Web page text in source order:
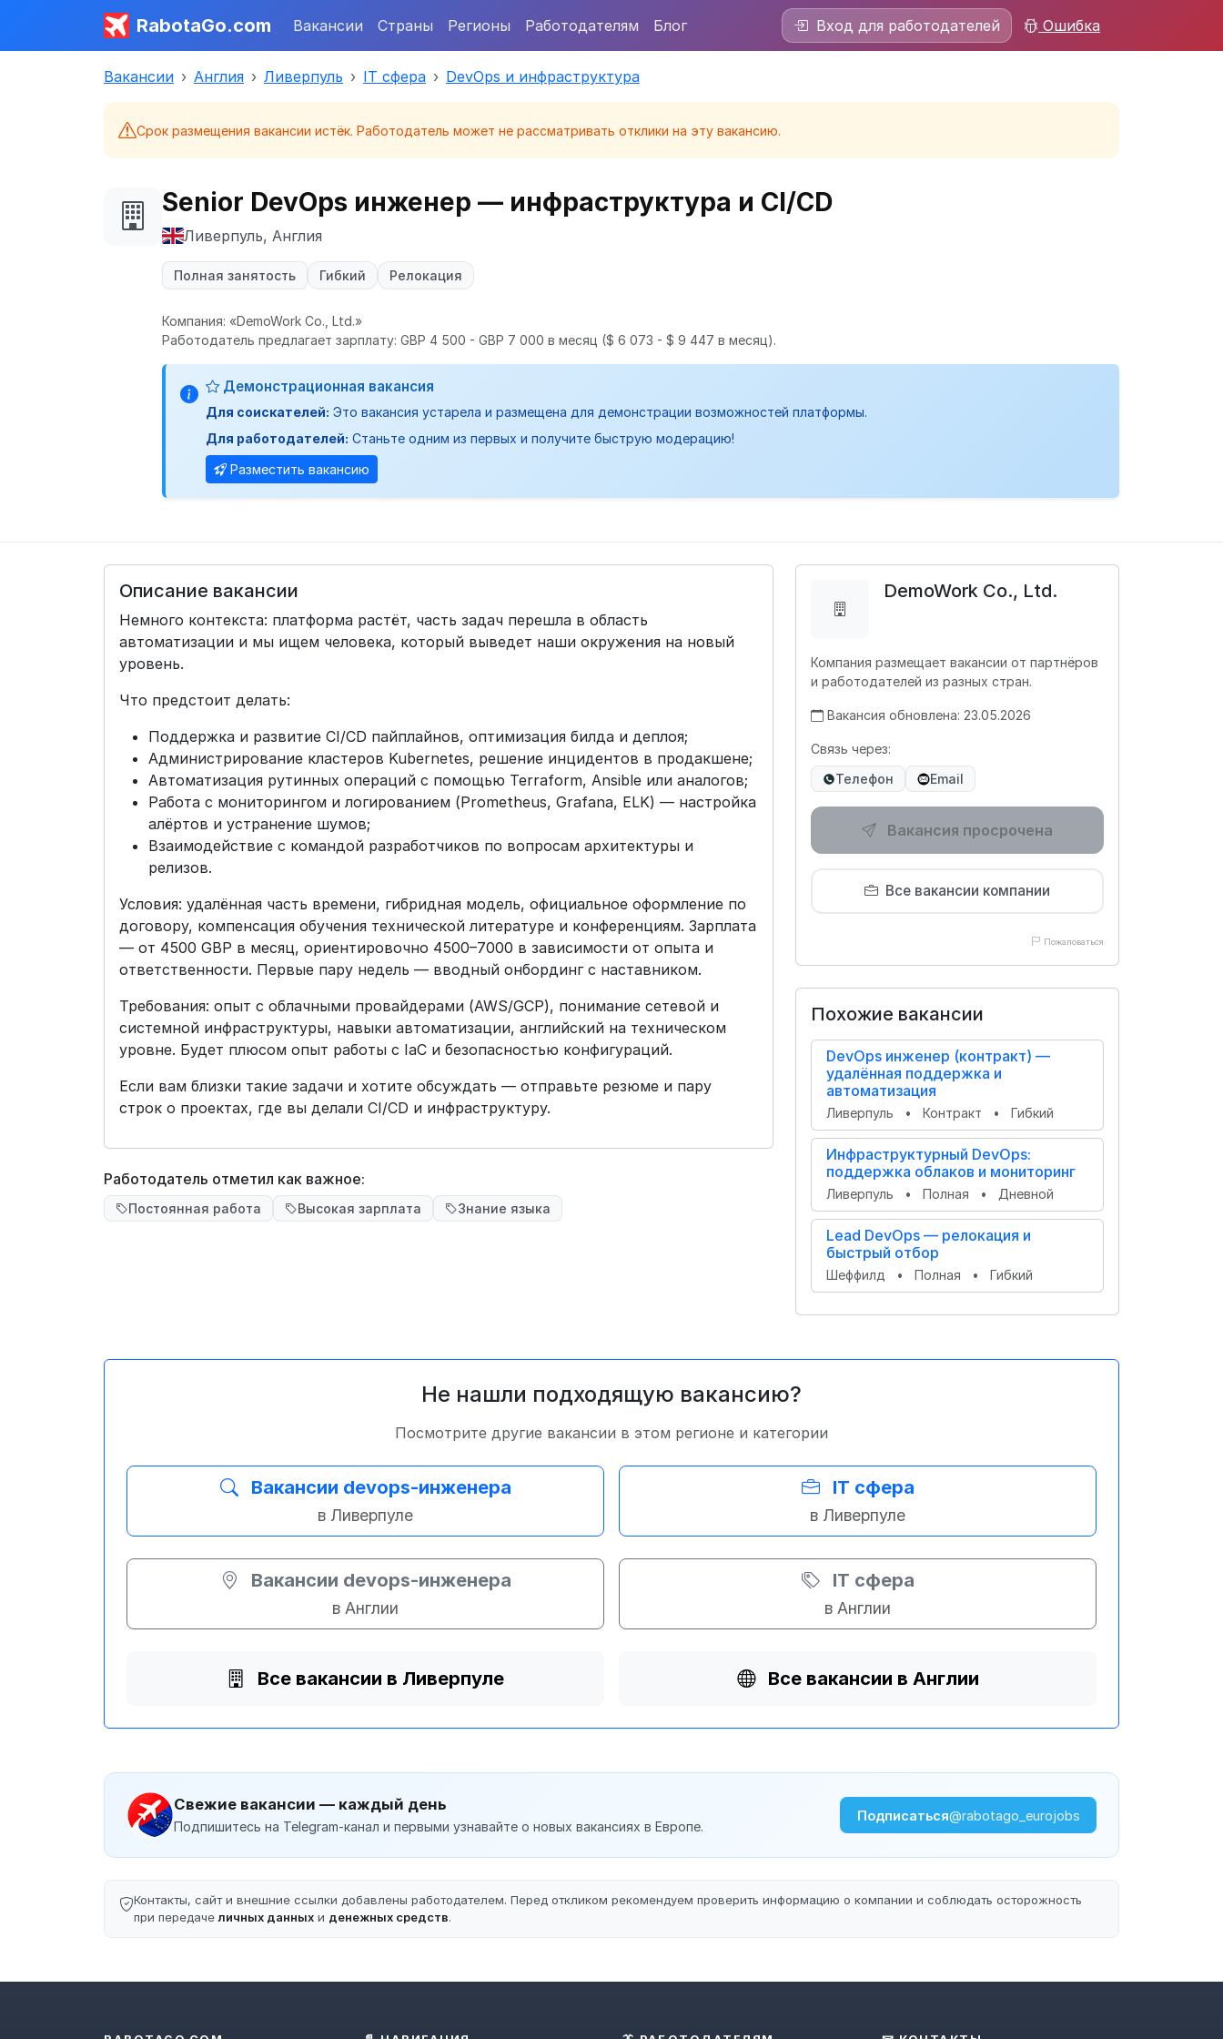
RabotaGo.com Вакансии Страны Регионы Работодателям Блог Вход для работодателей Ошибка
Вакансии Англия Ливерпуль IT сфера DevOps и инфраструктура
Срок размещения вакансии истёк. Работодатель может не рассматривать отклики на эту вакансию.
Senior DevOps инженер — инфраструктура и CI/CD
Ливерпуль, Англия
Полная занятость Гибкий Релокация
Компания: «DemoWork Co., Ltd.»
Работодатель предлагает зарплату: GBP 4 500 - GBP 7 000 в месяц ($ 6 073 - $ 9 447 в месяц).
Демонстрационная вакансия
Для соискателей: Это вакансия устарела и размещена для демонстрации возможностей платформы.
Для работодателей: Станьте одним из первых и получите быструю модерацию!
Разместить вакансию
Описание вакансии
Немного контекста: платформа растёт, часть задач перешла в область
автоматизации и мы ищем человека, который выведет наши окружения на новый
уровень.
Что предстоит делать:
Поддержка и развитие CI/CD пайплайнов, оптимизация билда и деплоя;
Администрирование кластеров Kubernetes, решение инцидентов в продакшене;
Автоматизация рутинных операций с помощью Terraform, Ansible или аналогов;
Работа с мониторингом и логированием (Prometheus, Grafana, ELK) — настройка
алёртов и устранение шумов;
Взаимодействие с командой разработчиков по вопросам архитектуры и
релизов.
Условия: удалённая часть времени, гибридная модель, официальное оформление по
договору, компенсация обучения технической литературе и конференциям. Зарплата
— от 4500 GBP в месяц, ориентировочно 4500–7000 в зависимости от опыта и
ответственности. Первые пару недель — вводный онбординг с наставником.
Требования: опыт с облачными провайдерами (AWS/GCP), понимание сетевой и
системной инфраструктуры, навыки автоматизации, английский на техническом
уровне. Будет плюсом опыт работы с IaC и безопасностью конфигураций.
Если вам близки такие задачи и хотите обсуждать — отправьте резюме и пару
строк о проектах, где вы делали CI/CD и инфраструктуру.
Работодатель отметил как важное:
Постоянная работа Высокая зарплата Знание языка
DemoWork Co., Ltd.
Компания размещает вакансии от партнёров
и работодателей из разных стран.
Вакансия обновлена: 23.05.2026
Связь через:
Телефон
Email
Вакансия просрочена
Все вакансии компании
Пожаловаться
Похожие вакансии
DevOps инженер (контракт) —
удалённая поддержка и
автоматизация
Ливерпуль • Контракт • Гибкий
Инфраструктурный DevOps:
поддержка облаков и мониторинг
Ливерпуль • Полная • Дневной
Lead DevOps — релокация и
быстрый отбор
Шеффилд • Полная • Гибкий
Не нашли подходящую вакансию?
Посмотрите другие вакансии в этом регионе и категории
Вакансии devops-инженера
в Ливерпуле
IT сфера
в Ливерпуле
Вакансии devops-инженера
в Англии
IT сфера
в Англии
Все вакансии в Ливерпуле Все вакансии в Англии
Свежие вакансии — каждый день
Подпишитесь на Telegram-канал и первыми узнавайте о новых вакансиях в Европе.
Подписаться@rabotago_eurojobs
Контакты, сайт и внешние ссылки добавлены работодателем. Перед откликом рекомендуем проверить информацию о компании и соблюдать осторожность
при передачеличных данных и денежных средств.